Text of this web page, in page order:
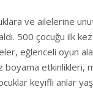
ve ailelerine
500 çocuğu ilk kez
eğlenceli oyun
boyama etkinlikleri,
keyifli anlar